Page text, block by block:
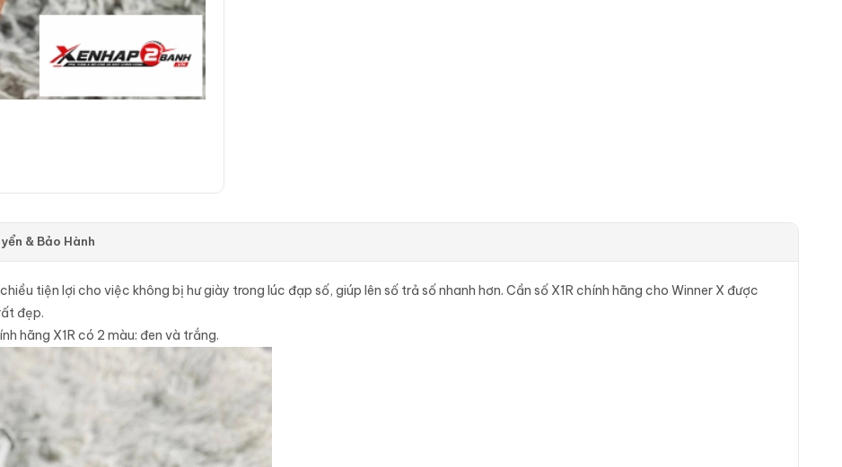
& Bảo Hành
tiện lợi cho việc không bị hư giày trong lúc đạp số, giúp lên số trả số nhanh hơn. Cần số X1R chính hãng cho Winner X được
đẹp.
hãng X1R có 2 màu: đen và trắng.